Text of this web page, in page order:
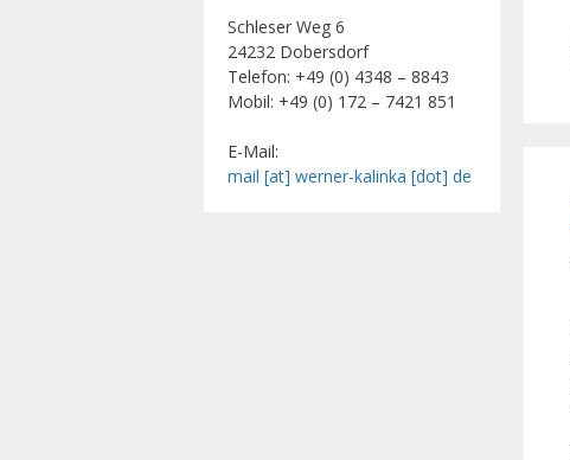
Schleser Weg 6
24232 Dobersdorf
Telefon: +49 (0) 4348 – 8843
Mobil: +49 (0) 172 – 7421 851
E-Mail:
mail [at] werner-kalinka [dot] de